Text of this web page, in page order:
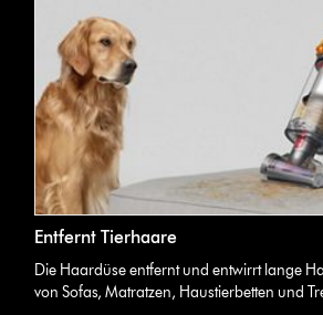
Entfernt Tierhaare
Die Haardüse entfernt und entwirrt lange
von Sofas, Matratzen, Haustierbetten und